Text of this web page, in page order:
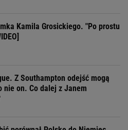
Kamila Grosickiego. "Po prostu
Z Southampton odejść mogą
nie on. Co dalej z Janem